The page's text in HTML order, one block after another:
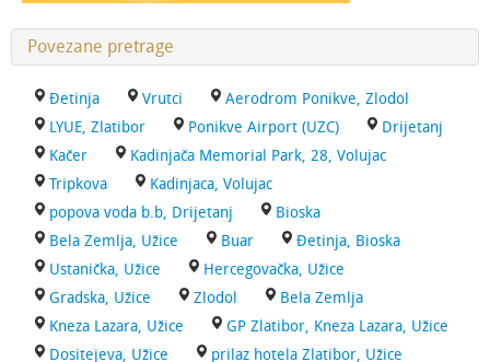
Povezane pretrage
Đetinja Vrutci
Aerodrom Ponikve, Zlodol
LYUE, Zlatibor
Ponikve Airport (UZC)
Drijetanj
Kačer
Kadinjača Memorial Park, 28, Volujac
Tripkova
Kadinjaca, Volujac
popova voda b.b, Drijetanj
Bioska
Bela Zemlja, Užice
Buar
Đetinja, Bioska
Ustanička, Užice
Hercegovačka, Užice
Gradska, Užice
Zlodol
Bela Zemlja
Kneza Lazara, Užice
GP Zlatibor, Kneza Lazara, Užice
Dositejeva, Užice
prilaz hotela Zlatibor, Užice